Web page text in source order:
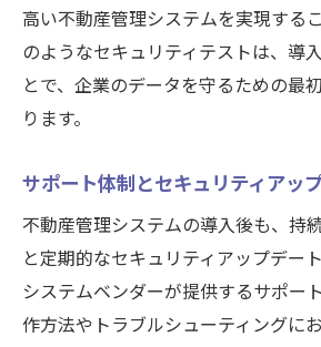
高い不動産管理システムを実現する
のようなセキュリティテストは、導
とで、企業のデータを守るための最
ります。
サポート体制とセキュリティアッ
不動産管理システムの導入後も、持
と定期的なセキュリティアップデー
システムベンダーが提供するサポー
作方法やトラブルシューティングに